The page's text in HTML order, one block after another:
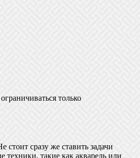
только
сразу же ставить задачи
техники, такие как акварель или